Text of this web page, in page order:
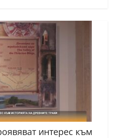
интерес към